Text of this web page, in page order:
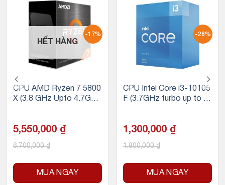
-17%
HẾT HÀNG
CPU AMD Ryzen 7 5800
X (3.8 GHz Upto 4.7GHz
M4)
5,550,000 ₫
6,700,000₫
MUA NGAY
-28%
CPU Intel Core i3-10105
F (3.7GHz turbo up to 4.
1,300,000 ₫
1,800,000₫
MUA NGAY